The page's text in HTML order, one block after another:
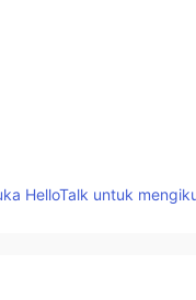
HelloTalk untuk